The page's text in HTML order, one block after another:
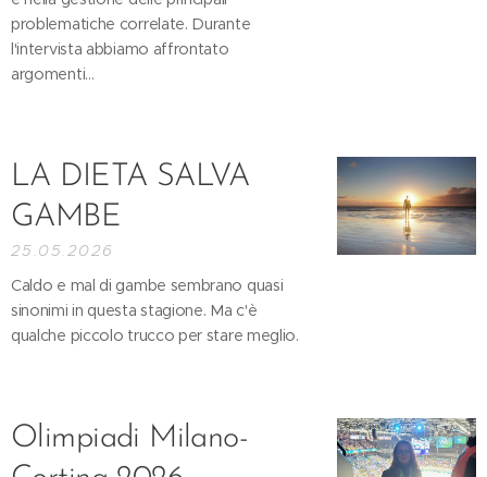
problematiche correlate. Durante
l'intervista abbiamo affrontato
argomenti...
LA DIETA SALVA
GAMBE
25.05.2026
Caldo e mal di gambe sembrano quasi
sinonimi in questa stagione. Ma c'è
qualche piccolo trucco per stare meglio.
Olimpiadi Milano-